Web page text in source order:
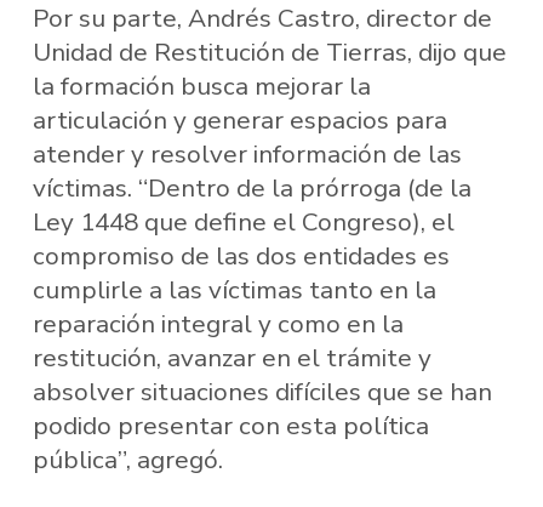
Por su parte, Andrés Castro, director de
Unidad de Restitución de Tierras, dijo que
la formación busca mejorar la
articulación y generar espacios para
atender y resolver información de las
víctimas. “Dentro de la prórroga (de la
Ley 1448 que define el Congreso), el
compromiso de las dos entidades es
cumplirle a las víctimas tanto en la
reparación integral y como en la
restitución, avanzar en el trámite y
absolver situaciones difíciles que se han
podido presentar con esta política
pública”, agregó.